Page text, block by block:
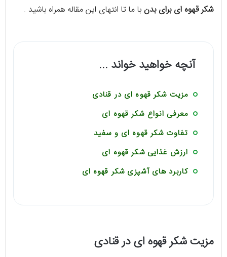
شکر قهوه ای برای بدن با ما تا انتهای این مقاله همراه باشید .
آنچه خواهید خواند ...
مزیت شکر قهوه ای در قنادی
معرفی انواع شکر قهوه ای
تفاوت شکر قهوه ای و سفید
ارزش غذایی شکر قهوه ای
کاربرد های آشپزی شکر قهوه ای
مزیت شکر قهوه ای در قنادی